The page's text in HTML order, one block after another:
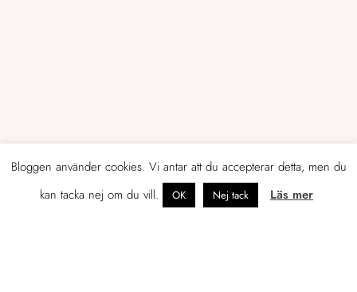
Bloggen använder cookies. Vi antar att du accepterar detta, men du
kan tacka nej om du vill.
OK Nej tack Läs mer